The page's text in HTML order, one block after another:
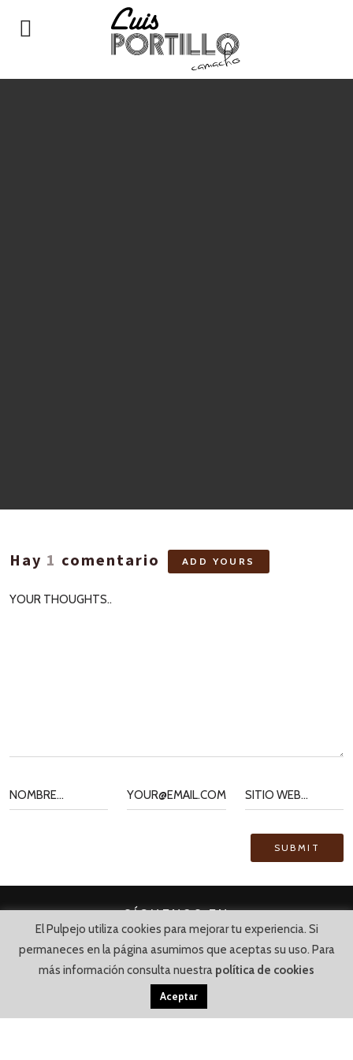
Hay 1 comentario ADD YOURS
SÍGUENOS EN
El Pulpejo utiliza cookies para mejorar tu experiencia. Si
permaneces en la página asumimos que aceptas su uso. Para
más información consulta nuestra política de cookies
Aceptar